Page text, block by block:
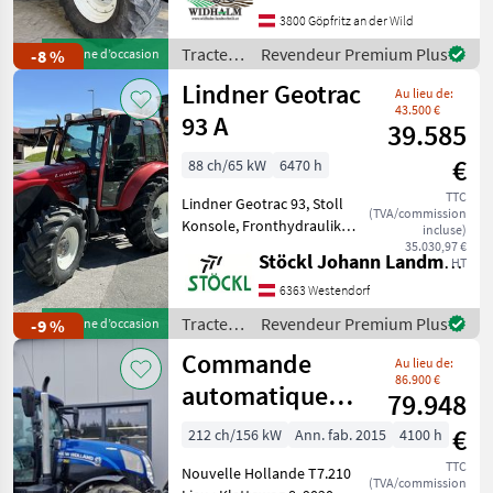
-8 %Machine d’occasion
Kabine, gefederte
Vorderachse, LS Pumpe,
stufenloses Getriebe, K80,
au
3800 Göpfritz an der Wild
Tracteurs
/ Steyr
Revendeur Premium Plus
-9 %Machine d’occasion
Lindner Geotrac
93 A
Au lieu de:
43.500 €
39.585
€
TTC
(TVA/commission
incluse)
35.030,97 €
HT
88 ch/65 kW
6470 h
Lindner Geotrac 93, Stoll
Konsole, Fronthydraulik
hydraulische
Frontgeräteentlastung,
hydraulisches Bremsventil,
Kundendienst durchgeführt
Kupplu
Stöckl Johann Landmaschinen GesmbH & Co KG
6363 Westendorf
Tracteurs
/
Lindner
Revendeur Premium Plus
Commande
automatique
New Holland
T7.210
Au lieu de:
86.900 €
79.948
€
TTC
(TVA/commission
212 ch/156 kW Ann. fab. 2015
4100 h
Nouvelle Hollande T7.210